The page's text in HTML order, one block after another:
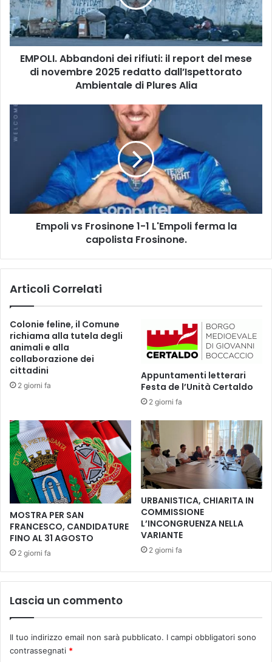
I
.
A
b
o
n
i
i
e
p
o
r
t
d
m
e
s
e
d
n
o
v
e
m
r
2
0
EMPOLI. Abbandoni dei rifiuti: il report del mese
di novembre 2025 redatto dall’Ispettorato
Ambientale di Plures Alia
E
m
p
F
o
1
-
1
E
o
l
i
f
e
m
a
l
a
c
a
p
o
i
s
Empoli vs Frosinone 1-1 L'Empoli ferma la
capolista Frosinone.
Articoli Correlati
Colonie feline, il Comune
richiama alla tutela degli
animali e alla
collaborazione dei
cittadini
2 giorni fa
Appuntamenti letterari
Festa de l’Unità Certaldo
2 giorni fa
MOSTRA PER SAN
FRANCESCO, CANDIDATURE
FINO AL 31 AGOSTO
2 giorni fa
URBANISTICA, CHIARITA IN
COMMISSIONE
L’INCONGRUENZA NELLA
VARIANTE
2 giorni fa
Lascia un commento
Il tuo indirizzo email non sarà pubblicato. I campi obbligatori sono
contrassegnati *